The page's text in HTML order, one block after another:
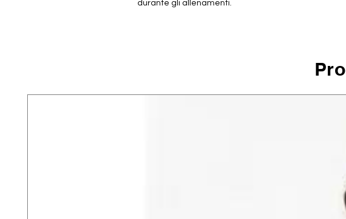
durante gli allenamenti.